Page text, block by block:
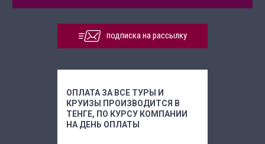
подписка на рассылку
ОПЛАТА ЗА ВСЕ ТУРЫ И
КРУИЗЫ ПРОИЗВОДИТСЯ В
ТЕНГЕ, ПО КУРСУ КОМПАНИИ
НА ДЕНЬ ОПЛАТЫ